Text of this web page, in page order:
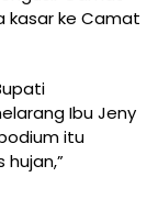
kasar ke Camat
Ibu Jeny
itu